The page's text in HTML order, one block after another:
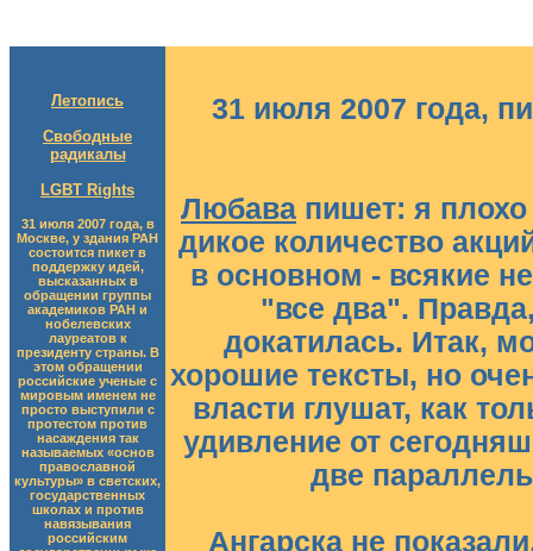
Летопись
Свободные
радикалы
LGBT Rights
31 июля 2007 года, в
Москве, у здания РАН
состоится пикет в
поддержку идей,
высказанных в
обращении группы
академиков РАН и
нобелевских
лауреатов к
президенту страны. В
этом обращении
российские ученые с
мировым именем не
просто выступили с
протестом против
насаждения так
называемых «основ
православной
культуры» в светских,
государственных
школах и против
навязывания
российским
31 июля 2007 года,
Любава пишет: я
дикое количество
в основном - всякие
"все два".
докатилась. Итак,
хорошие тексты, но
власти глушат, как
удивление от
две
Ангарска не